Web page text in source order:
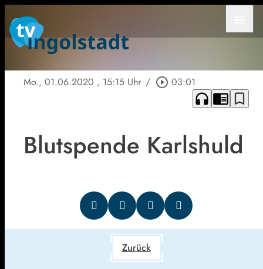
Mo., 01.06.2020 , 15:15 Uhr / play_circle_outline 03:01
headphones chrome_reader_mode bookmark_border
Blutspende Karlshuld
Zurück